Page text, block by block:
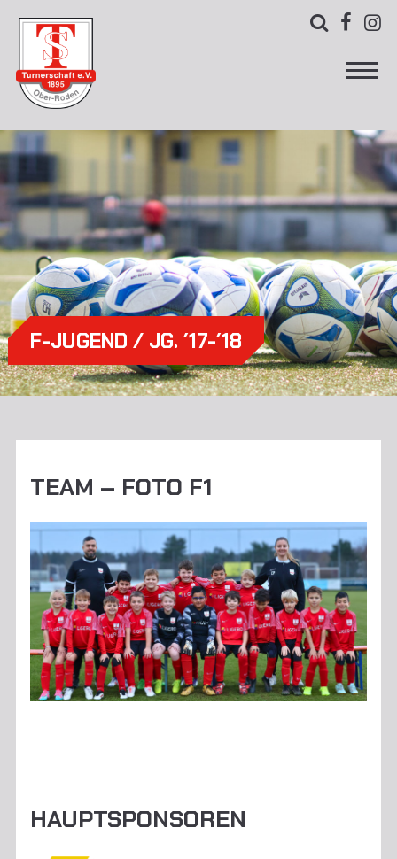
  
F-JUGEND / JG. ´17-´18
TEAM – FOTO F1
HAUPTSPONSOREN